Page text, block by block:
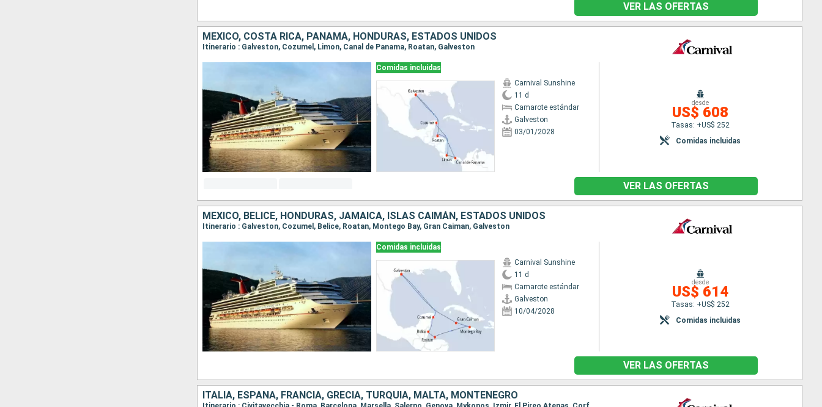
VER LAS OFERTAS
MÉXICO, COSTA RICA, PANAMÁ, HONDURAS, ESTADOS UNIDOS
Itinerario : Galveston, Cozumel, Limon, Canal de Panama, Roatan, Galveston
Comidas incluidas
Carnival Sunshine
11 d
Camarote estándar
Galveston
03/01/2028
desde
US$ 608
Tasas: +US$ 252
Comidas incluidas
VER LAS OFERTAS
MÉXICO, BELICE, HONDURAS, JAMAICA, ISLAS CAIMÁN, ESTADOS UNIDOS
Itinerario : Galveston, Cozumel, Belice, Roatan, Montego Bay, Gran Caiman, Galveston
Comidas incluidas
Carnival Sunshine
11 d
Camarote estándar
Galveston
10/04/2028
desde
US$ 614
Tasas: +US$ 252
Comidas incluidas
VER LAS OFERTAS
ITALIA, ESPAÑA, FRANCIA, GRECIA, TURQUÍA, MALTA, MONTENEGRO